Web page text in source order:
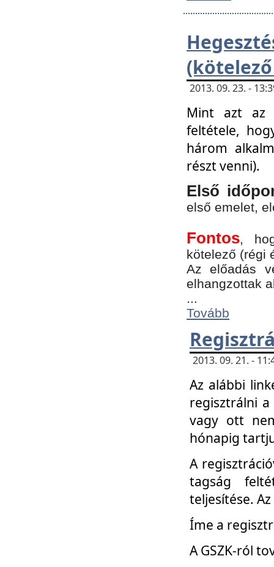
2013. 09. 23. -
Mint azt az
feltétele,
három
részt venni).
Első
első emelet,
Fontos,
kötelező (régi
Az előadás
elhangzottak
...
Tovább
2013. 09. 21. -
Az alábbi
regisztrálni
vagy ott
hónapig
A
tagság
teljesítése.
Íme a
A GSZK-ról